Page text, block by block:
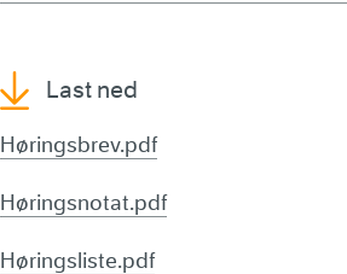
Last ned
Høringsbrev.pdf
Høringsnotat.pdf
Høringsliste.pdf